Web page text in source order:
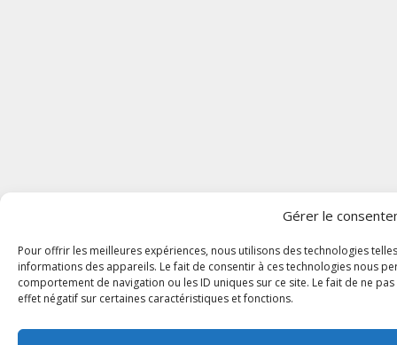
Gérer le
Pour offrir les meilleures expériences, nous utilisons des technologies
informations des appareils. Le fait de consentir à ces technologies nous
comportement de navigation ou les ID uniques sur ce site. Le fait de ne
effet négatif sur certaines caractéristiques et fonctions.